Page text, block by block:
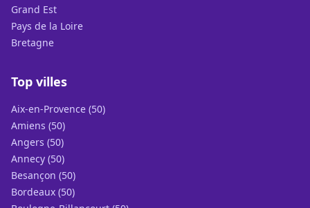
Grand Est
Pays de la Loire
Bretagne
Top villes
Aix-en-Provence (50)
Amiens (50)
Angers (50)
Annecy (50)
Besançon (50)
Bordeaux (50)